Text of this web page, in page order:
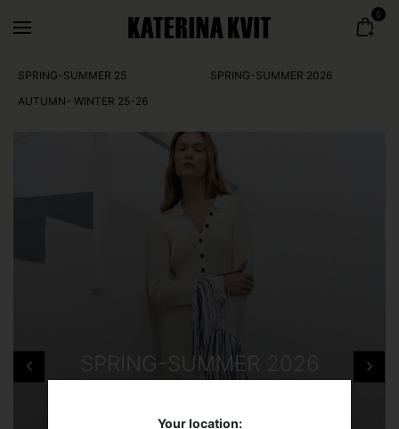
0
SPRING-SUMMER 25
AUTUMN- WINTER 25-26
SPRING-SUMMER 2026
SPRING-SUMMER 2026
Your location: